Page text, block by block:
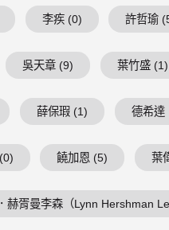
李疾 (0) 許哲瑜
吳天章 (9) 葉竹盛 (1)
薛保瑕 (1) 德希達
饒加恩 (5) 葉
赫胥曼李森（Lynn Hershman